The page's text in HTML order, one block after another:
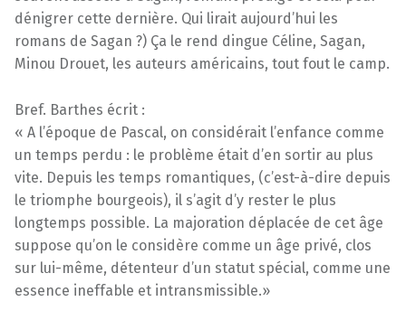
dénigrer cette dernière. Qui lirait aujourd’hui les
romans de Sagan ?) Ça le rend dingue Céline, Sagan,
Minou Drouet, les auteurs américains, tout fout le camp.
Bref. Barthes écrit :
« A l’époque de Pascal, on considérait l’enfance comme
un temps perdu : le problème était d’en sortir au plus
vite. Depuis les temps romantiques, (c’est-à-dire depuis
le triomphe bourgeois), il s’agit d’y rester le plus
longtemps possible. La majoration déplacée de cet âge
suppose qu’on le considère comme un âge privé, clos
sur lui-même, détenteur d’un statut spécial, comme une
essence ineffable et intransmissible.»